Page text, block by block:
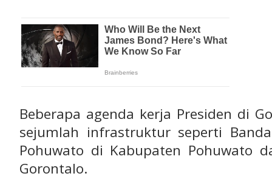
Beberapa agenda kerja Presiden di
sejumlah infrastruktur seperti
Pohuwato di Kabupaten Pohuwato
Gorontalo.